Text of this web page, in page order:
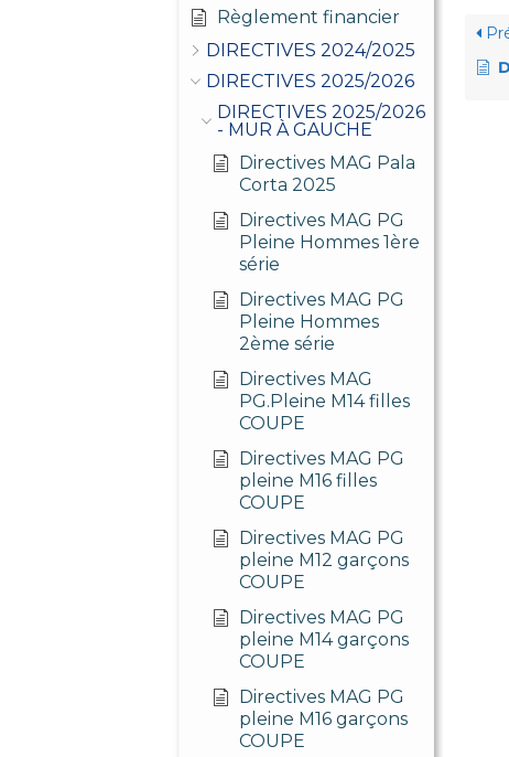
Règlement financier
DIRECTIVES 2024/2025
DIRECTIVES 2025/2026
DIRECTIVES 2025/2026
- MUR À GAUCHE
Directives MAG Pala
Corta 2025
Directives MAG PG
Pleine Hommes 1ère
série
Directives MAG PG
Pleine Hommes
2ème série
Directives MAG
PG.Pleine M14 filles
COUPE
Directives MAG PG
pleine M16 filles
COUPE
Directives MAG PG
pleine M12 garçons
COUPE
Directives MAG PG
pleine M14 garçons
COUPE
Directives MAG PG
pleine M16 garçons
COUPE